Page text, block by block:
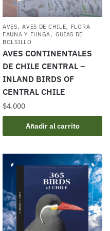
AVES,AVES DE CHILE, FLORA
FAUNA Y FUNGA, GUÍAS DE
BOLSILLO
AVES CONTINENTALES
DE CHILE CENTRAL –
INLAND BIRDS OF
CENTRAL CHILE
$4.000
Añadir al carrito